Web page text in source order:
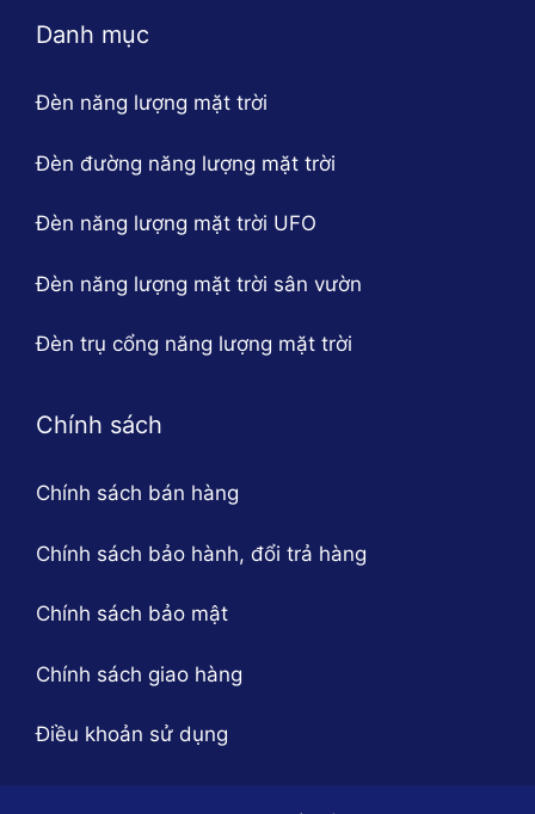
Danh mục
Đèn năng lượng mặt trời
Đèn đường năng lượng mặt trời
Đèn năng lượng mặt trời UFO
Đèn năng lượng mặt trời sân vườn
Đèn trụ cổng năng lượng mặt trời
Chính sách
Chính sách bán hàng
Chính sách bảo hành, đổi trả hàng
Chính sách bảo mật
Chính sách giao hàng
Điều khoản sử dụng